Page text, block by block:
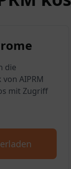
die
AIPRM
mit Zugriff